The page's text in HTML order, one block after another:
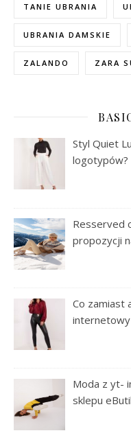
TANIE UBRANIA
UBRANIA DAMSKIE
ZALANDO ZARA
Styl Quiet
logotypów?
Resserved
propozycji
Co zamiast
internetowy
Moda z yt-
sklepu